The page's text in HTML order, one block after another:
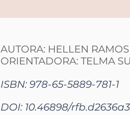
AUTORA: HELLEN
ORIENTADORA: TELMA
ISBN: 978-65-5889-781-1
DOI: 10.46898/rfb.